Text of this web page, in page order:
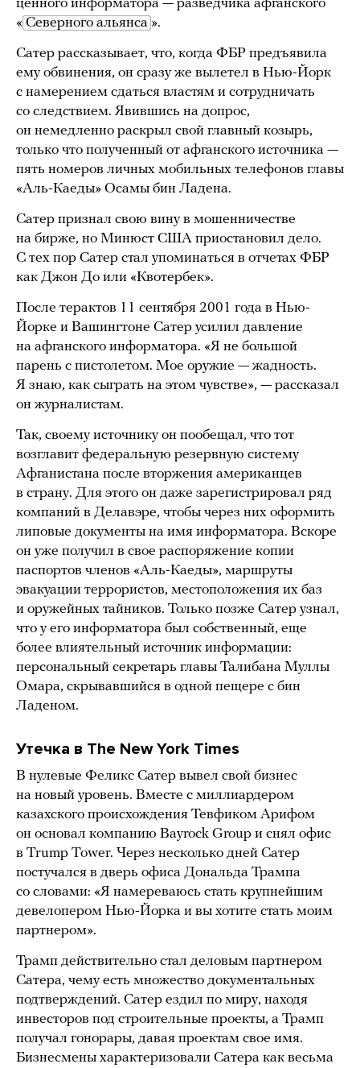
ценного информатора — разведчика афганского
« Северного альянса ».
Сатер рассказывает, что, когда ФБР предъявила
ему обвинения, он сразу же вылетел в Нью-Йорк
с намерением сдаться властям и сотрудничать
со следствием. Явившись на допрос,
он немедленно раскрыл свой главный козырь,
только что полученный от афганского источника —
пять номеров личных мобильных телефонов главы
«Аль-Каеды» Осамы бин Ладена.
Сатер признал свою вину в мошенничестве
на бирже, но Минюст США приостановил дело.
С тех пор Сатер стал упоминаться в отчетах ФБР
как Джон До или «Квотербек».
После терактов 11 сентября 2001 года в Нью-
Йорке и Вашингтоне Сатер усилил давление
на афганского информатора. «Я не большой
парень с пистолетом. Мое оружие — жадность.
Я знаю, как сыграть на этом чувстве», — рассказал
он журналистам.
Так, своему источнику он пообещал, что тот
возглавит федеральную резервную систему
Афганистана после вторжения американцев
в страну. Для этого он даже зарегистрировал ряд
компаний в Делавэре, чтобы через них оформить
липовые документы на имя информатора. Вскоре
он уже получил в свое распоряжение копии
паспортов членов «Аль-Каеды», маршруты
эвакуации террористов, местоположения их баз
и оружейных тайников. Только позже Сатер узнал,
что у его информатора был собственный, еще
более влиятельный источник информации:
персональный секретарь главы Талибана Муллы
Омара, скрывавшийся в одной пещере с бин
Ладеном.
Утечка в The New York Times
В нулевые Феликс Сатер вывел свой бизнес
на новый уровень. Вместе с миллиардером
казахского происхождения Тевфиком Арифом
он основал компанию Bayrock Group и снял офис
в Trump Tower. Через несколько дней Сатер
постучался в дверь офиса Дональда Трампа
со словами: «Я намереваюсь стать крупнейшим
девелопером Нью-Йорка и вы хотите стать моим
партнером».
Трамп действительно стал деловым партнером
Сатера, чему есть множество документальных
подтверждений. Сатер ездил по миру, находя
инвесторов под строительные проекты, а Трамп
получал гонорары, давая проектам свое имя.
Бизнесмены характеризовали Сатера как весьма